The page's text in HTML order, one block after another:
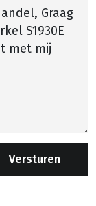
Versturen